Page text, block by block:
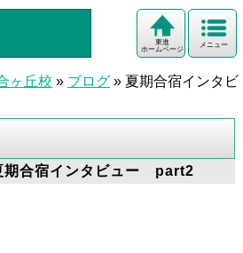
メニュー
東進
ホームページ
ヶ丘校 » ブログ » 夏期合宿インタビ
合宿インタビュー part2